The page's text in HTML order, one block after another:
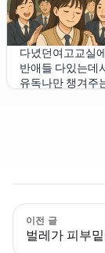
다녔던여고교실
반애들 다있는데
유독나만 챙겨주
이전 글
벌레가 피부